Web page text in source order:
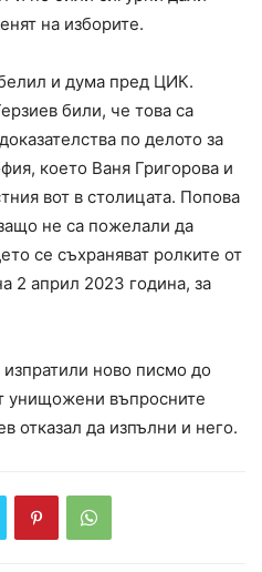
на изборите.
и дума пред ЦИК.
били, че това са
по делото за
което Ваня Григорова и
вот в столицата. Попова
не са пожелали да
се съхраняват ролките от
2 април 2023 година, за
ново писмо до
унищожени въпросните
отказал да изпълни и него.